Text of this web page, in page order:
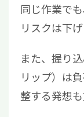
同じ作業で
リスクは下げ
また、握り
リップ）は
整する発想も